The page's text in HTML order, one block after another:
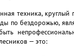
техника, круглый
по бездорожью,
— это: